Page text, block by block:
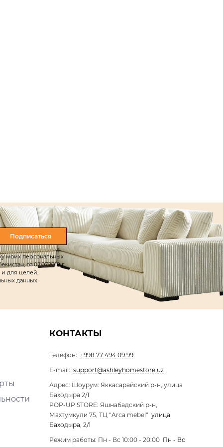
Подписаться
моих персональных
от 02.07.2019 г.
и для целей,
данных
КОНТАКТЫ
Телефон: +998 77 494 09 99
E-mail: support@ashleyhomestore.uz
Адрес: Шоурум: Яккасарайский р-н, улица
Баходыра 2/1
POP-UP STORE: Яшнабадский р-н,
Махтумкули 75, ТЦ “Arca mebel” улица
Баходыра, 2/1
Режим работы: Пн - Вс 10:00 - 20:00 Пн - Вс